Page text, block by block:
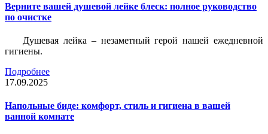
Верните вашей душевой лейке блеск: полное руководство
по очистке
Душевая лейка – незаметный герой нашей ежедневной
гигиены.
Подробнее
17.09.2025
Напольные биде: комфорт, стиль и гигиена в вашей
ванной комнате